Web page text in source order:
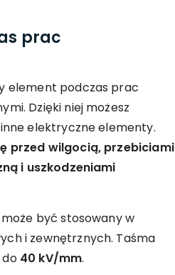
prac
element podczas prac
Dzięki niej możesz
elektryczne elementy.
przed wilgocią, przebiciami
i uszkodzeniami
być stosowany w
i zewnętrznych. Taśma
40 kV/mm.